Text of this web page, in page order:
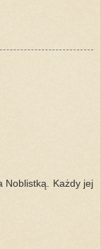
Noblistką. Każdy jej